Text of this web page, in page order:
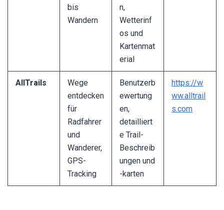
bis
Wandern
n,
Wetterinf
os und
Kartenmat
erial
AllTrails
Wege
entdecken
für
Radfahrer
und
Wanderer,
GPS-
Tracking
Benutzerb
ewertung
en,
detailliert
e Trail-
Beschreib
ungen und
-karten
https://w
ww.alltrail
s.com